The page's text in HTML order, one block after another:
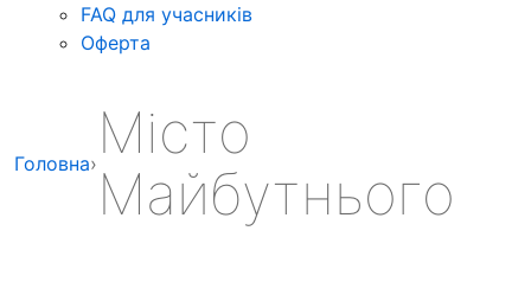
FAQ для учасників
Оферта
Головна› Місто
Майбутнього